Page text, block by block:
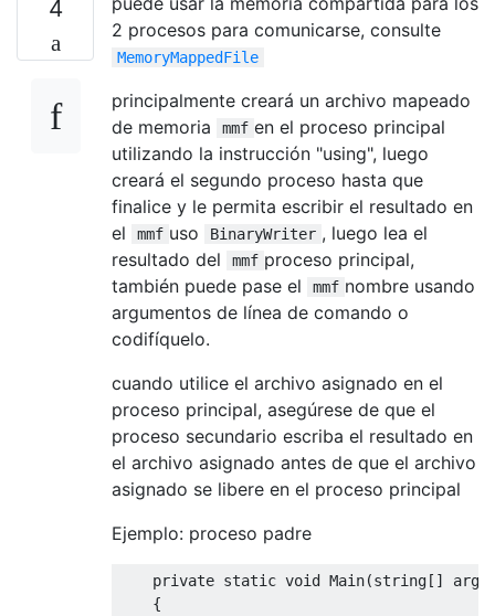
4
2 procesos para comunicarse, consulte
MemoryMappedFile
principalmente creará un archivo mapeado
de memoria
mmf en el proceso principal
utilizando la instrucción "using", luego
creará el segundo proceso hasta que
finalice y le permita escribir el resultado en
el
mmf uso BinaryWriter , luego lea el
resultado del
mmf proceso principal,
también puede pase el
mmf nombre usando
argumentos de línea de comando o
codifíquelo.
cuando utilice el archivo asignado en el
proceso principal, asegúrese de que el
proceso secundario escriba el resultado en
el archivo asignado antes de que el archivo
asignado se libere en el proceso principal
Ejemplo: proceso padre
private static void Main(string[] args
{